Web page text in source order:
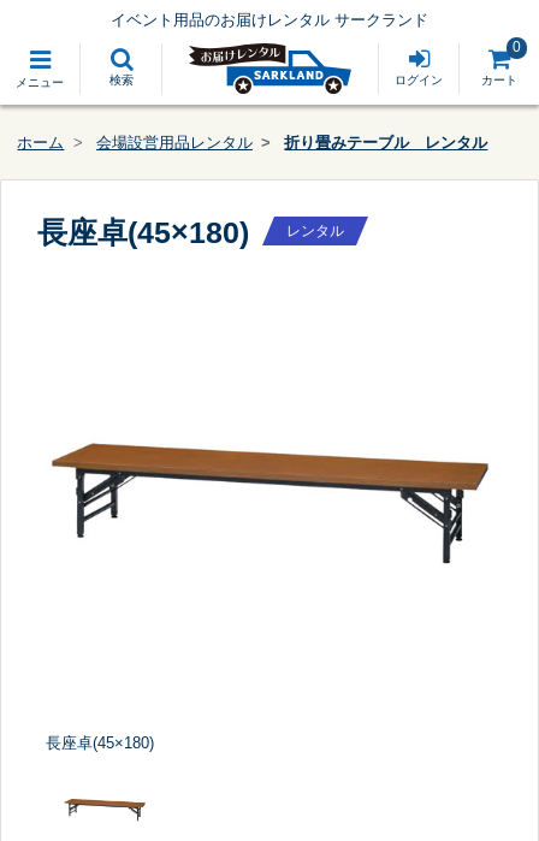
メニュー 検索
イベント用品のお届けレンタル サークランド
ログイン カート
0
ホーム 会場設営用品レンタル 折り畳みテーブル レンタル
長座卓(45×180) レンタル
長座卓(45×180)